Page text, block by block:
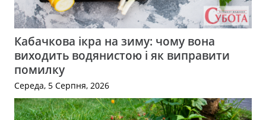
Кабачкова ікра на зиму: чому вона
виходить водянистою і як виправити
помилку
Середа, 5 Серпня, 2026